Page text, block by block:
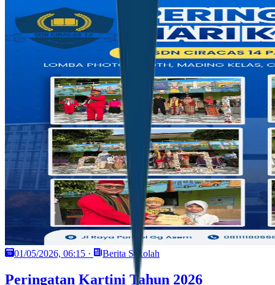
01/05/2026, 06:15 · Berita Sekolah
Peringatan Kartini Tahun 2026